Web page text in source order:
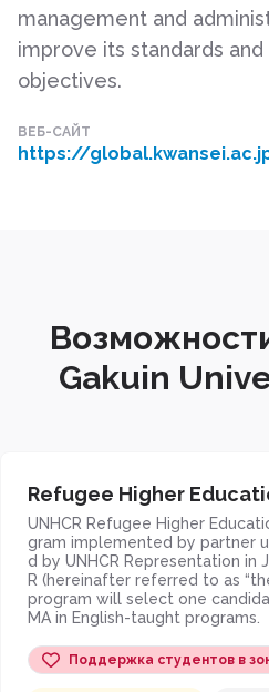
management and
improve its standards
objectives.
ВЕБ-САЙТ
https://
Gakuin
Refugee Higher
UNHCR Refugee Higher
gram implemented by partner
d by UNHCR Representation in
R (hereinafter referred to as
program will select one
MA in English-taught programs.
Поддержка студентов в